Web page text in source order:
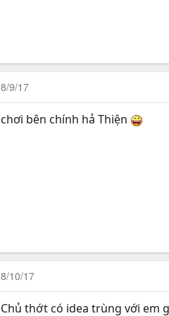
8/9/17
chơi bên chính hả Thiện
8/10/17
Chủ thớt có idea trùng với em